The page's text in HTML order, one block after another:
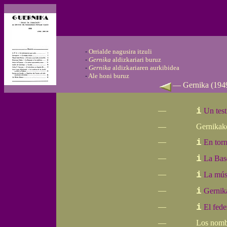
- Orrialde nagusira itzuli
- Gernika aldizkariari buruz
- Gernika aldizkariaren aurkibidea
-Ale honi buruz
— Gernika
— i Un
—
—
i En
—
i La
—
i La
—
i
—
i El
—
Los